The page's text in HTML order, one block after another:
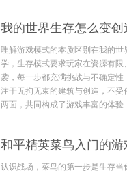
我的世界生存怎么变
理解游戏模式的本质区别在我的
学，生存模式要求玩家在资源有
袭，每一步都充满挑战与不确定
注于无拘无束的建筑与创造，不
两面，共同构成了游戏丰富的体验
和平精英菜鸟入门的
认识战场，菜鸟的第一步是生存